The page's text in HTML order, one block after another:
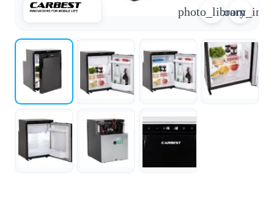
groupsChi
mailContattateci
helpFAQ
car_repair Conversione
article
Tutti
gli
articoli
zoom_in
photo_library